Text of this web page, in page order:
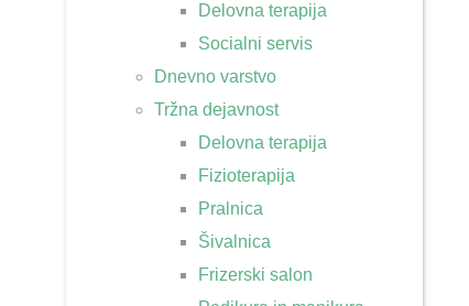
Delovna terapija
Socialni servis
Dnevno varstvo
Tržna dejavnost
Delovna terapija
Fizioterapija
Pralnica
Šivalnica
Frizerski salon